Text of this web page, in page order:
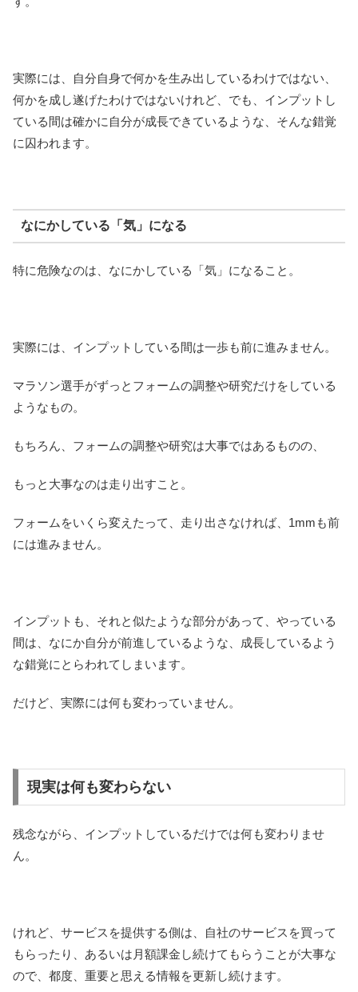
実際には、自分自身で何かを生み出しているわけではない、
何かを成し遂げたわけではないけれど、でも、インプットし
ている間は確かに自分が成長できているような、そんな錯覚
に囚われます。
なにかしている「気」になる
特に危険なのは、なにかしている「気」になること。
実際には、インプットしている間は一歩も前に進みません。
マラソン選手がずっとフォームの調整や研究だけをしている
ようなもの。
もちろん、フォームの調整や研究は大事ではあるものの、
もっと大事なのは走り出すこと。
フォームをいくら変えたって、走り出さなければ、1mmも前
には進みません。
インプットも、それと似たような部分があって、やっている
間は、なにか自分が前進しているような、成長しているよう
な錯覚にとらわれてしまいます。
だけど、実際には何も変わっていません。
現実は何も変わらない
残念ながら、インプットしているだけでは何も変わりませ
ん。
けれど、サービスを提供する側は、自社のサービスを買って
もらったり、あるいは月額課金し続けてもらうことが大事な
ので、都度、重要と思える情報を更新し続けます。